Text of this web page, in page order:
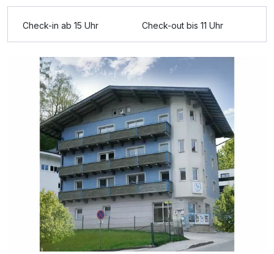
Für 7 Tage
Check-in ab 15 Uhr Check-out bis 11 Uhr